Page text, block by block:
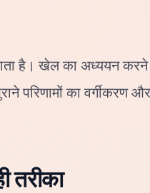
है। खेल का अध्ययन करने
परिणामों का वर्गीकरण
तरीका